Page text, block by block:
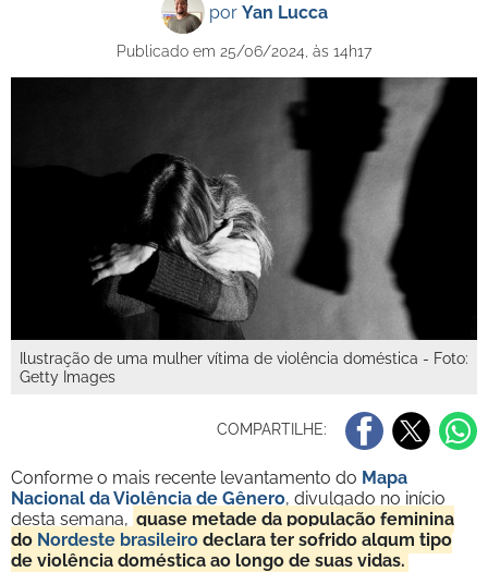
por Yan Lucca
Publicado em 25/06/2024, às 14h17
Ilustração de uma mulher vítima de violência doméstica - Foto:
Getty Images
COMPARTILHE:
Conforme o mais recente levantamento do Mapa
Nacional da Violência de Gênero, divulgado no início
desta semana, quase metade da população feminina
do Nordeste brasileiro declara ter sofrido algum tipo
de violência doméstica ao longo de suas vidas.